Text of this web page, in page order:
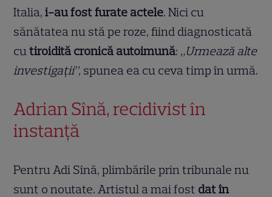
Italia,i-au fost furate actele. Nici cu
sănătatea nu stă pe roze, fiind diagnosticată
cutiroidită cronică autoimună: „Urmează alte
investigații”, spunea ea cu ceva timp în urmă.
Adrian Sînă, recidivist în
instanță
Pentru Adi Sînă, plimbările prin tribunale nu
sunt o noutate. Artistul a mai fost dat în